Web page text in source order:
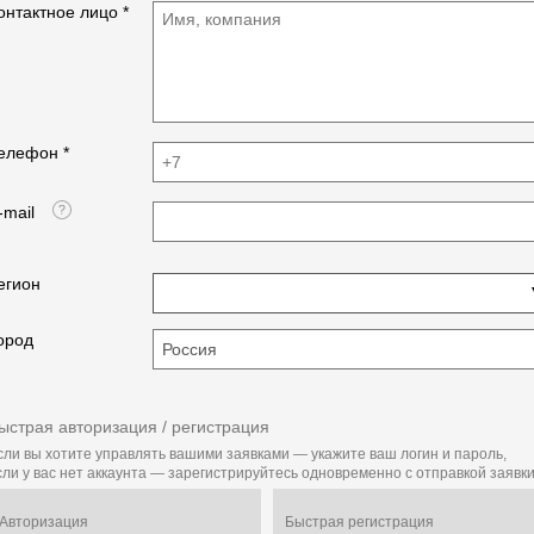
лицо *
*
mail
авторизация / регистрация
вы хотите управлять вашими заявками — укажите ваш логин и пароль,
у вас нет аккаунта — зарегистрируйтесь одновременно с отправкой
Авторизация Быстрая регистрация